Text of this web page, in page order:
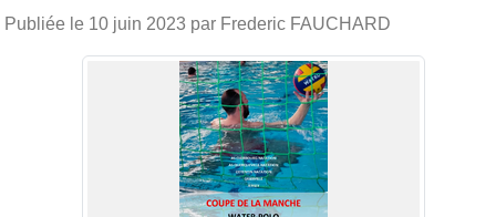
Publiée le 10 juin 2023 par Frederic FAUCHARD